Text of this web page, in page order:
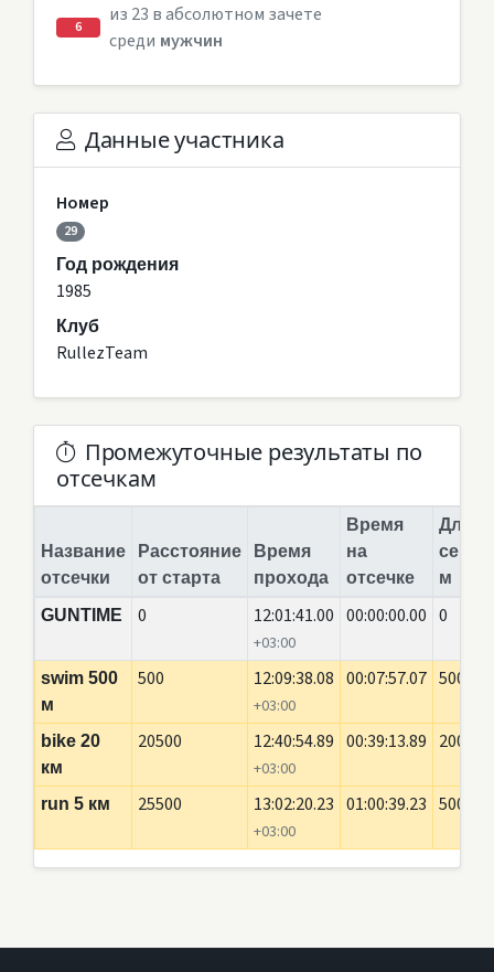
6
из 23 в абсолютном зачете
среди мужчин
Данные участника
Номер
29
Год рождения
1985
Клуб
RullezTeam
Промежуточные результаты по
отсечкам
Название
отсечки
Расстояние
от старта
Время
прохода
Время
на
отсечке
Длина
м
GUNTIME
0 12:01:41.00
+03:00
00:00:00.00 0
swim 500
м
500 12:09:38.08
+03:00
00:07:57.07 500
bike 20
км
20500 12:40:54.89
+03:00
00:39:13.89 20000
run 5 км 25500 13:02:20.23
+03:00
01:00:39.23 5000